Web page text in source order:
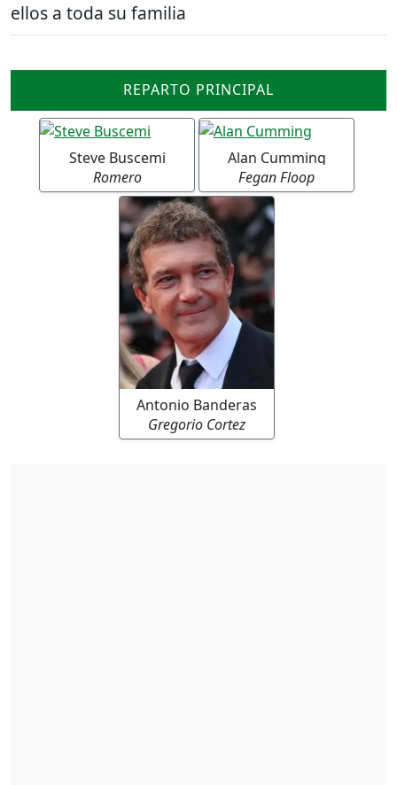
ellos a toda su familia
REPARTO PRINCIPAL
Steve Buscemi
Romero
Alan Cumming
Fegan Floop
Antonio Banderas
Gregorio Cortez